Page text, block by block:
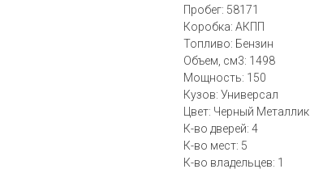
Пробег: 58171
Коробка: АКПП
Топливо: Бензин
Объем, см3: 1498
Мощность: 150
Кузов: Универсал
Цвет: Черный Металлик
К-во дверей: 4
К-во мест: 5
К-во владельцев: 1